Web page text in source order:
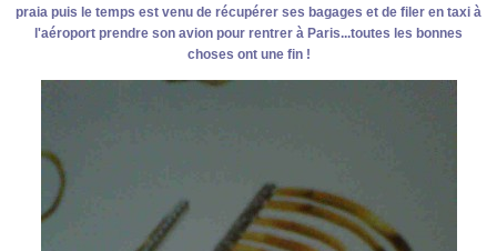
praia puis le temps est venu de récupérer ses bagages et de filer en taxi à
l'aéroport prendre son avion pour rentrer à Paris...toutes les bonnes
choses ont une fin !